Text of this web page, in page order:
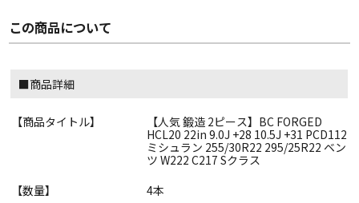
この商品について
■商品詳細
【商品タイトル】
【人気 鍛造 2ピース】BC FORGED
HCL20 22in 9.0J +28 10.5J +31 PCD112
ミシュラン 255/30R22 295/25R22 ベン
ツ W222 C217 Sクラス
【数量】
4本